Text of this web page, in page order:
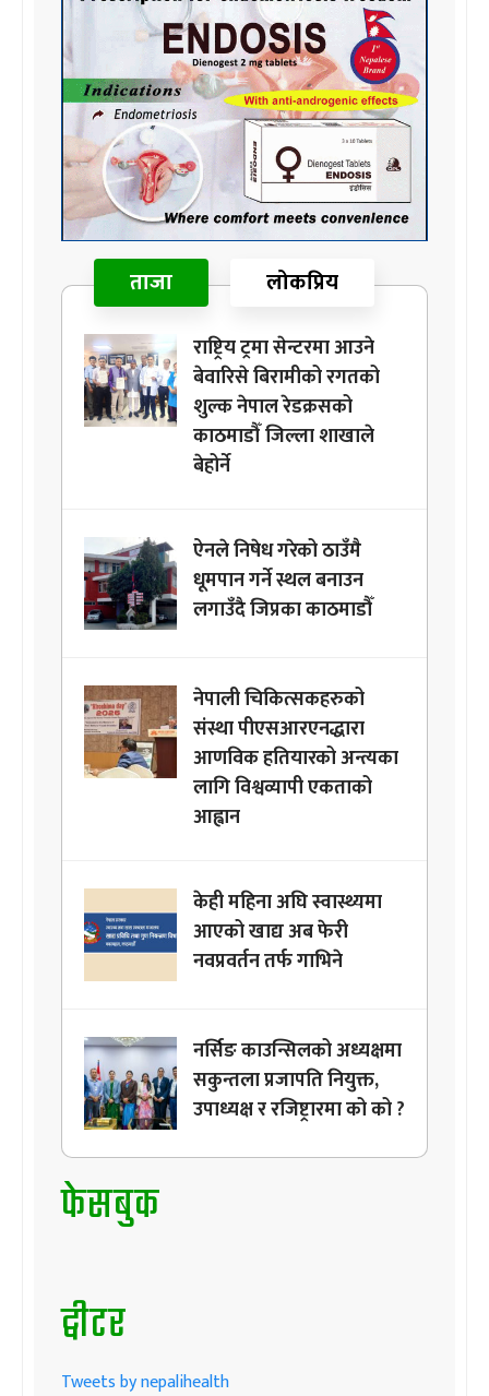
ताजा लोकप्रिय
राष्ट्रिय ट्रमा सेन्टरमा आउने
बेवारिसे बिरामीको रगतको
शुल्क नेपाल रेडक्रसको
काठमाडौँ जिल्ला शाखाले
बेहोर्ने
ऐनले निषेध गरेको ठाउँमै
धूमपान गर्ने स्थल बनाउन
लगाउँदै जिप्रका काठमाडौँ
नेपाली चिकित्सकहरुको
संस्था पीएसआरएनद्धारा
आणविक हतियारको अन्त्यका
लागि विश्वव्यापी एकताको
आह्वान
केही महिना अघि स्वास्थ्यमा
आएको खाद्य अब फेरी
नवप्रवर्तन तर्फ गाभिने
नर्सिङ काउन्सिलको अध्यक्षमा
सकुन्तला प्रजापति नियुक्त,
उपाध्यक्ष र रजिष्ट्रारमा को को ?
फेसबुक
ट्वीटर
Tweets by nepalihealth